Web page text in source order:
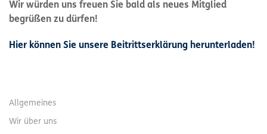
Wir würden uns freuen Sie bald als neues Mitglied
begrüßen zu dürfen!
Hier können Sie unsere Beitrittserklärung herunterladen!
Allgemeines
Wir über uns